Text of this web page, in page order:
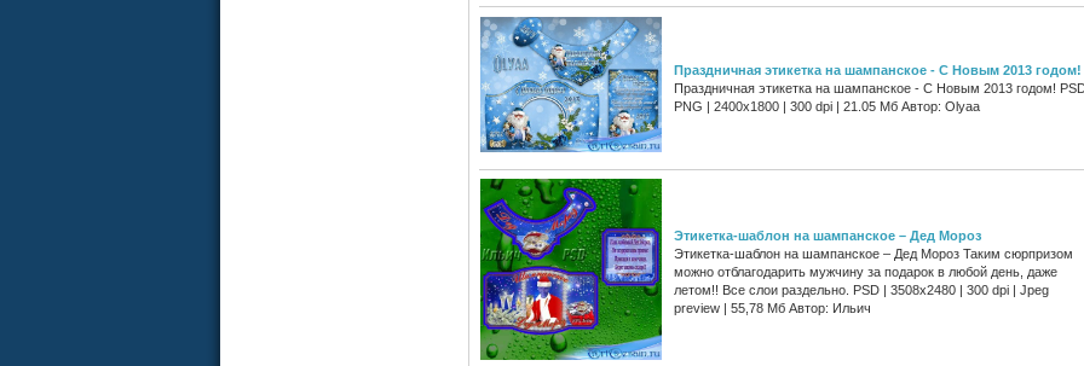
Праздничная этикетка на шампанское - С Новым 2013 годом!
Праздничная этикетка на шампанское - С Новым 2013 годом!
PNG | 2400x1800 | 300 dpi | 21.05 Мб Автор: Olyaa
Этикетка-шаблон на шампанское – Дед Мороз
Этикетка-шаблон на шампанское – Дед Мороз Таким сюрпризом
можно отблагодарить мужчину за подарок в любой день, даже
летом!! Все слои раздельно. PSD | 3508х2480 | 300 dpi | Jpeg
preview | 55,78 Мб Автор: Ильич